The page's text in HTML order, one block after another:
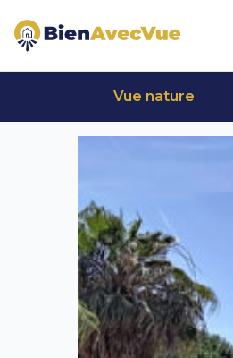
Vue nature